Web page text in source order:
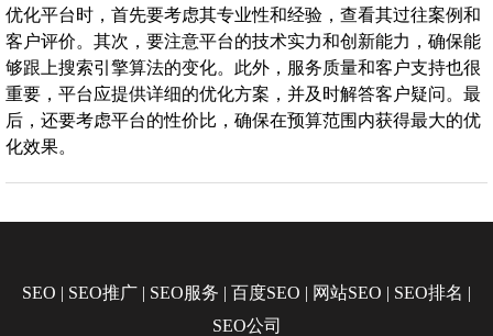
优化平台时，首先要考虑其专业性和经验，查看其过往案例和
客户评价。其次，要注意平台的技术实力和创新能力，确保能
够跟上搜索引擎算法的变化。此外，服务质量和客户支持也很
重要，平台应提供详细的优化方案，并及时解答客户疑问。最
后，还要考虑平台的性价比，确保在预算范围内获得最大的优
化效果。
SEO | SEO推广 | SEO服务 | 百度SEO | 网站SEO | SEO排名 |
SEO公司